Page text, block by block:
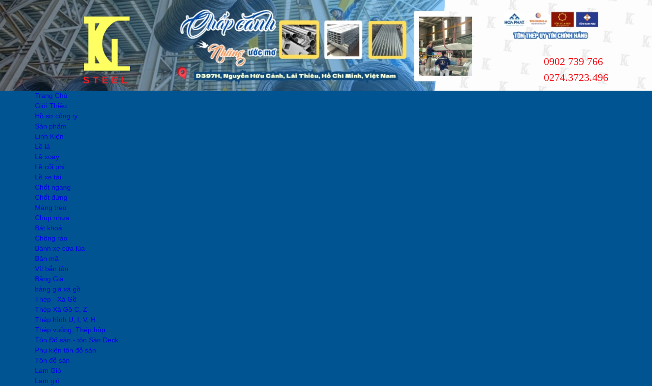
STEEL
0902 739 766
0274.3723.496
Trang Chủ
Giới Thiệu
Hồ sơ công ty
Sản phẩm
Linh Kiện
Lề lá
Lề xoay
Lề cối phi
Lề xe tải
Chốt ngang
Chốt đứng
Máng treo
Chụp nhựa
Bát khoá
Chông rào
Bánh xe cửa lùa
Bản mã
Vít bắn tôn
Bảng Giá
bảng giá xà gồ
Thép - Xà Gồ
Thép Xà Gồ C, Z
Thép hình U, I, V, H
Thép vuông, Thép hộp
Tôn Đổ sàn - tôn Sàn Deck
Phụ kiện tôn đỗ sàn
Tôn đỗ sàn
Lam Gió
Lam gió